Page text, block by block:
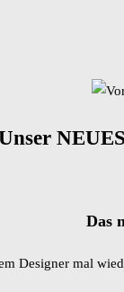
Das
Designer mal